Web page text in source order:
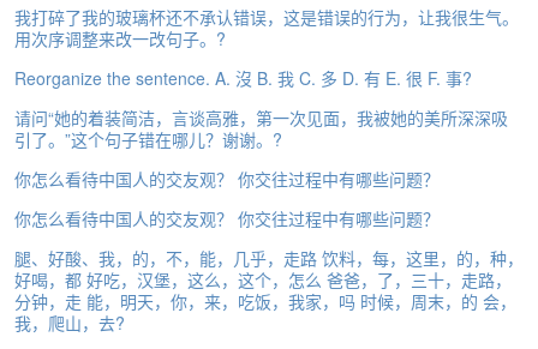
e
e
A
s
e
s
s
e
n
t
A
我打碎了我的玻璃杯还不承认错误，这是错误的行为，让我很生气。
用次序调整来改一改句子。?
Reorganize the sentence. A. 沒 B. 我 C. 多 D. 有 E. 很 F. 事?
请问“她的着装简洁，言谈高雅，第一次见面，我被她的美所深深吸
引了。”这个句子错在哪儿？谢谢。?
你怎么看待中国人的交友观？ 你交往过程中有哪些问题？
你怎么看待中国人的交友观？ 你交往过程中有哪些问题？
腿、好酸、我，的，不，能，几乎，走路 饮料，每，这里，的，种，
好喝，都 好吃，汉堡，这么，这个，怎么 爸爸，了，三十，走路，
分钟，走 能，明天，你，来，吃饭，我家，吗 时候，周末，的 会，
我，爬山，去?